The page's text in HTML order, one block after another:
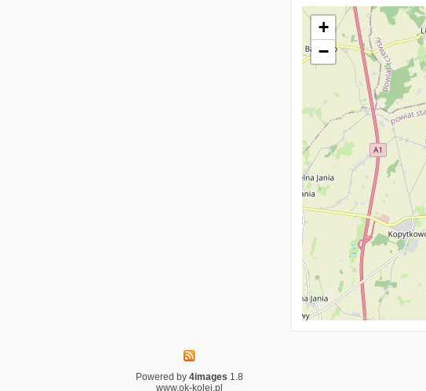
+
−
Powered by 4images 1.8
www.ok-kolej.pl